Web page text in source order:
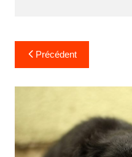
Navigation
de
l’article
Précédent